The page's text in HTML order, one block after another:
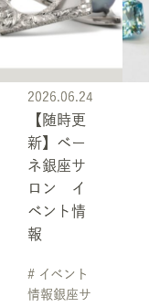
2026.06.24
【随時更
新】ベー
ネ銀座サ
ロン イ
ベント情
報
# イベント
情報銀座サ